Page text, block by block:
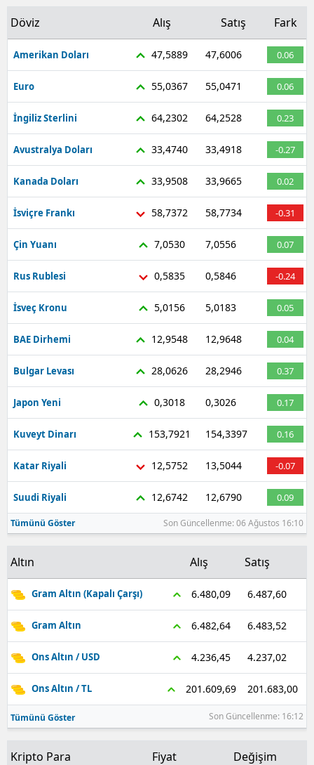
Döviz Alış Satış Fark
Amerikan Doları 47,5889 47,6006 0.06
Euro 55,0367 55,0471 0.06
İngiliz Sterlini 64,2302 64,2528 0.23
Avustralya Doları 33,4740 33,4918 -0.27
Kanada Doları 33,9508 33,9665 0.02
İsviçre Frankı 58,7372 58,7734 -0.31
Çin Yuanı 7,0530 7,0556 0.07
Rus Rublesi 0,5835 0,5846 -0.24
İsveç Kronu 5,0156 5,0183 0.05
BAE Dirhemi 12,9548 12,9648 0.04
Bulgar Levası 28,0626 28,2946 0.37
Japon Yeni 0,3018 0,3026 0.17
Kuveyt Dinarı 153,7921 154,3397 0.16
Katar Riyali 12,5752 13,5044 -0.07
Suudi Riyali 12,6742 12,6790 0.09
Tümünü Göster Son Güncellenme: 06 Ağustos 16:10
Altın Alış Satış
Gram Altın (Kapalı Çarşı) 6.480,09 6.487,60
Gram Altın 6.482,64 6.483,52
Ons Altın / USD 4.236,45 4.237,02
Ons Altın / TL 201.609,69 201.683,00
Tümünü Göster Son Güncellenme: 16:12
Kripto Para Fiyat Değişim